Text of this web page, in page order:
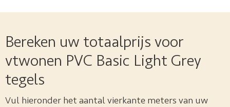
Bereken uw totaalprijs voor
vtwonen PVC Basic Light Grey
tegels
Vul hieronder het aantal vierkante meters van uw